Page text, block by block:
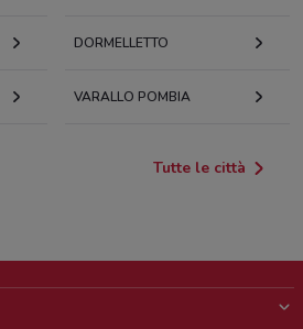
DORMELLETTO
VARALLO POMBIA
Tutte le città